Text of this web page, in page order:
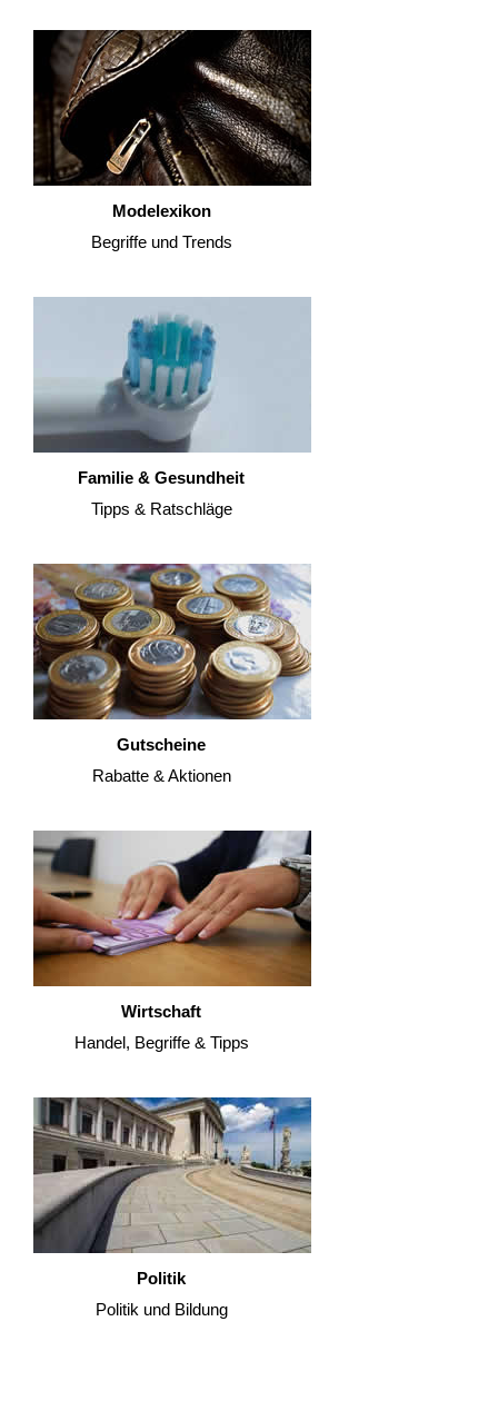
Modelexikon
Begriffe und Trends
Familie & Gesundheit
Tipps & Ratschläge
Gutscheine
Rabatte & Aktionen
Wirtschaft
Handel, Begriffe & Tipps
Politik
Politik und Bildung